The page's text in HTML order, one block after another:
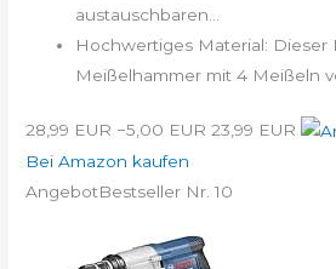
austauschbaren...
Hochwertiges Material: Dieser
Meißelhammer mit 4 Meißeln
28,99 EUR −5,00 EUR 23,99 EUR
Bei Amazon kaufen
AngebotBestseller Nr. 10